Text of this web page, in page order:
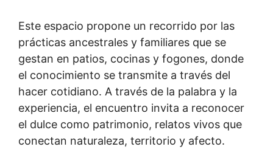
Este espacio propone un recorrido por las
prácticas ancestrales y familiares que se
gestan en patios, cocinas y fogones, donde
el conocimiento se transmite a través del
hacer cotidiano. A través de la palabra y la
experiencia, el encuentro invita a reconocer
el dulce como patrimonio, relatos vivos que
conectan naturaleza, territorio y afecto.